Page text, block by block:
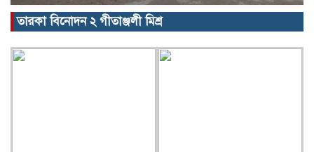
তারকা বিনোদন ২ গীতাঞ্জলী মিশ্র